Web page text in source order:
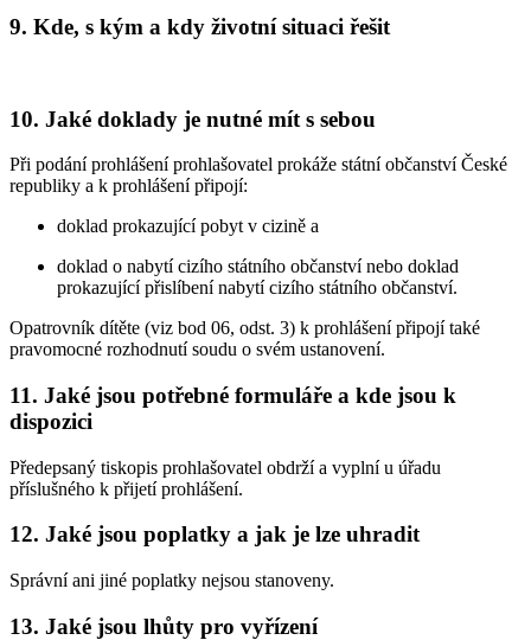
9. Kde, s kým a kdy životní situaci řešit
10. Jaké doklady je nutné mít s sebou
Při podání prohlášení prohlašovatel prokáže státní občanství České
republiky a k prohlášení připojí:
doklad prokazující pobyt v cizině a
doklad o nabytí cizího státního občanství nebo doklad
prokazující přislíbení nabytí cizího státního občanství.
Opatrovník dítěte (viz bod 06, odst. 3) k prohlášení připojí také
pravomocné rozhodnutí soudu o svém ustanovení.
11. Jaké jsou potřebné formuláře a kde jsou k
dispozici
Předepsaný tiskopis prohlašovatel obdrží a vyplní u úřadu
příslušného k přijetí prohlášení.
12. Jaké jsou poplatky a jak je lze uhradit
Správní ani jiné poplatky nejsou stanoveny.
13. Jaké jsou lhůty pro vyřízení